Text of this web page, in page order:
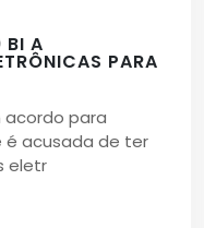
BI A
PARA
acordo para
é acusada de ter
eletr